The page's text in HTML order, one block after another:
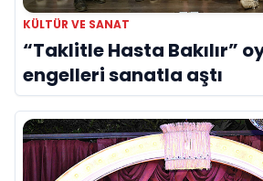
KÜLTÜR VE SANAT
“Taklitle Hasta Bakılır”
engelleri sanatla aştı